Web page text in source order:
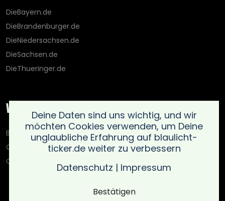
DieBayern.de
DieBrandenburger.de
DieNiedersachsen.de
DieSachsen.de
DieThueringer.de
Weitere Portale
Blaulicht-Ticker.de
Oberlausitz.holiday
OnlinedatingKompass.de
Deine Daten sind uns wichtig, und wir
möchten Cookies verwenden, um Deine
unglaubliche Erfahrung auf blaulicht-
ticker.de weiter zu verbessern
Datenschutz | Impressum
Bestätigen